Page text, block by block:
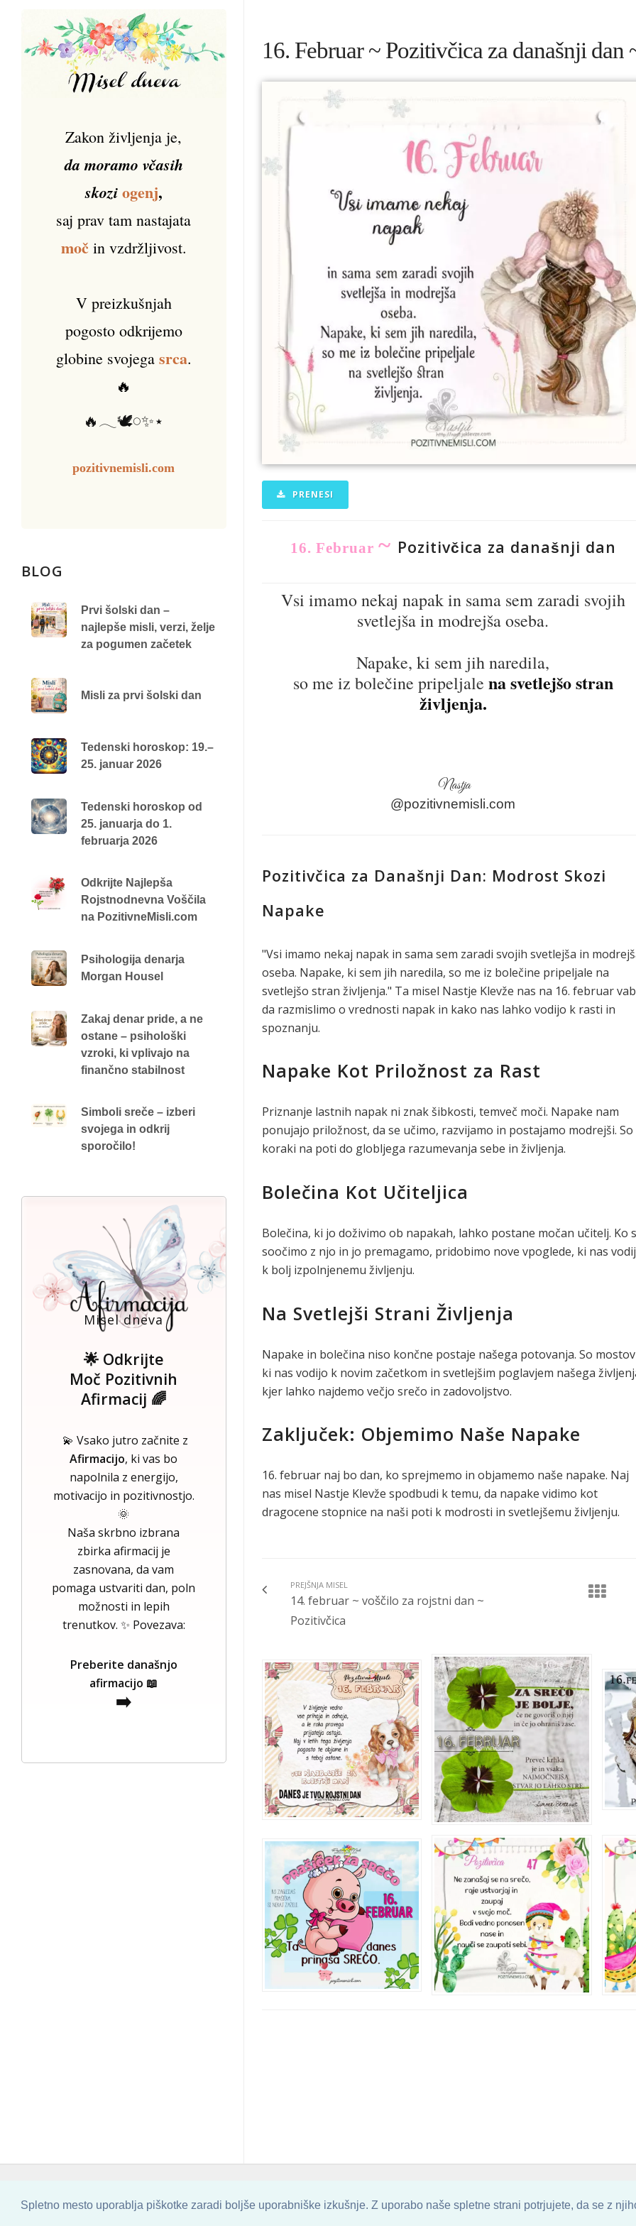
Spletno mesto uporablja piškotke zaradi boljše uporabniške izkušnje. Z uporabo naše spletne strani potrjujete, da se z
16. Februar ~ Pozitivčica za današnji dan
PRENESI
16. Februar ~ Pozitivčica za današnji dan
Vsi imamo nekaj napak in sama sem zaradi svojih
svetlejša in modrejša oseba.
Napake, ki sem jih naredila,
so me iz bolečine pripeljale na svetlejšo stran
življenja.
Nastja
@pozitivnemisli.com
Pozitivčica za Današnji Dan: Modrost Skozi
Napake
"Vsi imamo nekaj napak in sama sem zaradi svojih svetlejša in
oseba. Napake, ki sem jih naredila, so me iz bolečine pripeljale na
svetlejšo stran življenja." Ta misel Nastje Klevže nas na 16. februar
da razmislimo o vrednosti napak in kako nas lahko vodijo k rasti in
spoznanju.
Napake Kot Priložnost za Rast
Priznanje lastnih napak ni znak šibkosti, temveč moči. Napake nam
ponujajo priložnost, da se učimo, razvijamo in postajamo modrejši. So
koraki na poti do globljega razumevanja sebe in življenja.
Bolečina Kot Učiteljica
Bolečina, ki jo doživimo ob napakah, lahko postane močan učitelj. Ko
soočimo z njo in jo premagamo, pridobimo nove vpoglede, ki nas
k bolj izpolnjenemu življenju.
Na Svetlejši Strani Življenja
Napake in bolečina niso končne postaje našega potovanja. So
ki nas vodijo k novim začetkom in svetlejšim poglavjem našega
kjer lahko najdemo večjo srečo in zadovoljstvo.
Zaključek: Objemimo Naše Napake
16. februar naj bo dan, ko sprejmemo in objamemo naše napake. Naj
nas misel Nastje Klevže spodbudi k temu, da napake vidimo kot
dragocene stopnice na naši poti k modrosti in svetlejšemu življenju.
PREJŠNJA MISEL
14. februar ~ voščilo za rojstni dan ~
Pozitivčica
Zakon življenja je,
da moramo včasih
skozi ogenj,
saj prav tam nastajata
močin vzdržljivost.
V preizkušnjah
pogosto odkrijemo
globine svojega srca.
🔥
🔥𓂃🕊️𓏸✨⋆
pozitivnemisli.com
BLOG
Prvi šolski dan –
najlepše misli, verzi, želje
za pogumen začetek
Misli za prvi šolski dan
Tedenski horoskop: 19.–
25. januar 2026
Tedenski horoskop od
25. januarja do 1.
februarja 2026
Odkrijte Najlepša
Rojstnodnevna Voščila
na PozitivneMisli.com
Psihologija denarja
Morgan Housel
Zakaj denar pride, a ne
ostane – psihološki
vzroki, ki vplivajo na
finančno stabilnost
Simboli sreče – izberi
svojega in odkrij
sporočilo!
Misel dneva
🌟 Odkrijte
Moč Pozitivnih
Afirmacij 🌈
💫 Vsako jutro začnite z
Afirmacijo, ki vas bo
napolnila z energijo,
motivacijo in pozitivnostjo.
🌞
Naša skrbno izbrana
zbirka afirmacij je
zasnovana, da vam
pomaga ustvariti dan, poln
možnosti in lepih
trenutkov. ✨ Povezava:
Preberite današnjo
afirmacijo 📖
➡️
COPYRIGHT © 2013 - 2026 BYSKINBASE. ALL ARTWORK ARE UPLOADED AND COPYRIGHTED TO ITS AUTHOR.